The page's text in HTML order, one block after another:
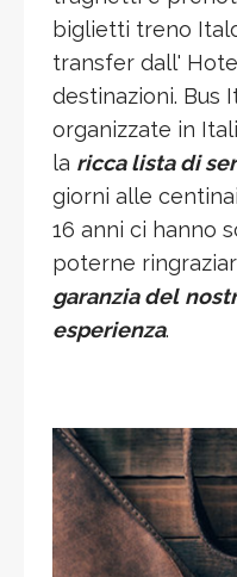
biglietti treno
transfer dall'
destinazioni. Bus
organizzate in
la ricca lista di
giorni alle
16 anni ci hanno
poterne
garanzia del
esperienza.